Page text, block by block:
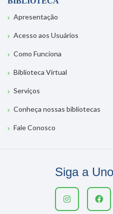
Apresentação
Acesso aos Usuários
Como Funciona
Biblioteca Virtual
Serviços
Conheça nossas bibliotecas
Fale Conosco
Siga a